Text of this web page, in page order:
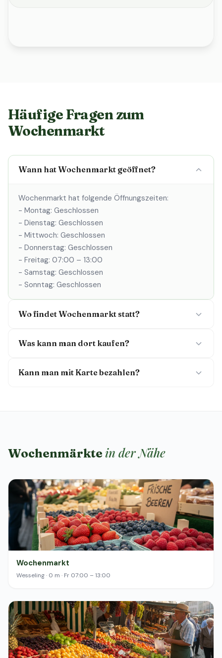
Häufige Fragen zum
Wochenmarkt
Wann hat Wochenmarkt geöffnet?
Wochenmarkt hat folgende Öffnungszeiten:
- Montag: Geschlossen
- Dienstag: Geschlossen
- Mittwoch: Geschlossen
- Donnerstag: Geschlossen
- Freitag: 07:00 – 13:00
- Samstag: Geschlossen
- Sonntag: Geschlossen
Wo findet Wochenmarkt statt?
Was kann man dort kaufen?
Kann man mit Karte bezahlen?
Wochenmärkte in der Nähe
Wochenmarkt
Wesseling · 0 m · Fr 07:00 – 13:00